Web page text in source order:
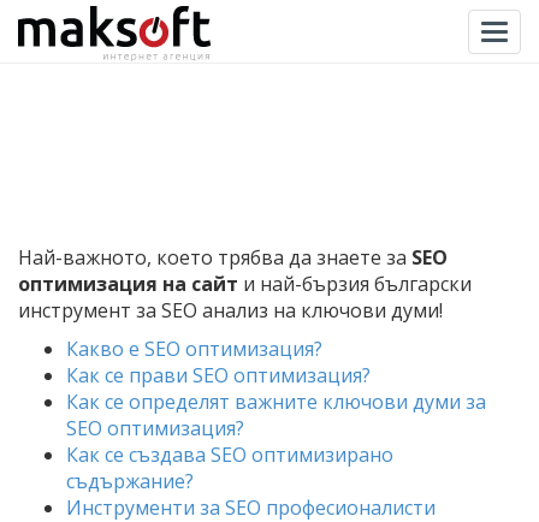
Най-важното, което трябва да знаете за SEO
оптимизация на сайт и най-бързия български
инструмент за SEO анализ на ключови думи!
Какво е SEO оптимизация?
Как се прави SEO оптимизация?
Как се определят важните ключови думи за
SEO оптимизация?
Как се създава SEO оптимизирано
съдържание?
Инструменти за SEO професионалисти